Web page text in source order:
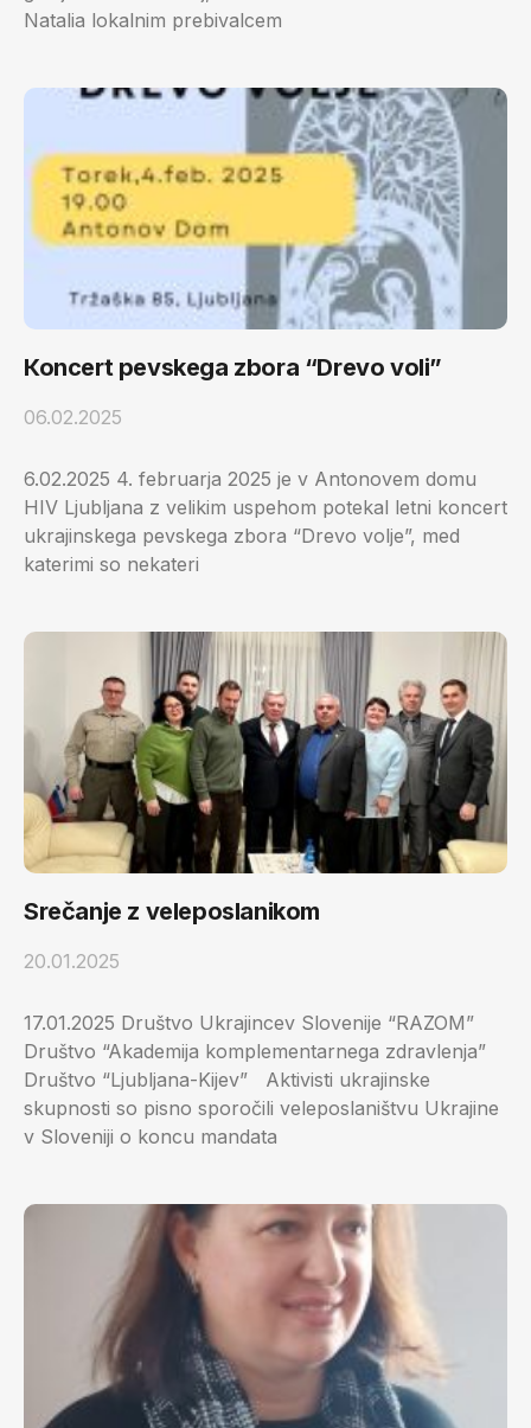
Natalia lokalnim prebivalcem
Коncert pevskega zbora “Drevo voli”
06.02.2025
6.02.2025 4. februarja 2025 je v Antonovem domu
HIV Ljubljana z velikim uspehom potekal letni koncert
ukrajinskega pevskega zbora “Drevo volje”, med
katerimi so nekateri
Srečanje z veleposlanikom
20.01.2025
17.01.2025 Društvo Ukrajincev Slovenije “RAZOM”
Društvo “Akademija komplementarnega zdravlenja”
Društvo “Ljubljana-Kijev” Aktivisti ukrajinske
skupnosti so pisno sporočili veleposlaništvu Ukrajine
v Sloveniji o koncu mandata